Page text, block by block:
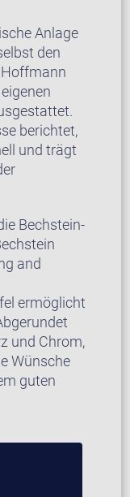
Anlage
den
berichtet,
und trägt
Bechstein-
and
ermöglicht
und Chrom,
Wünsche
guten